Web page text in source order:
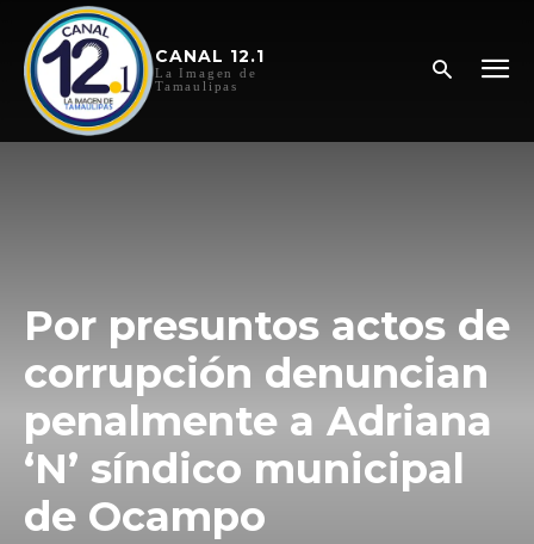
CANAL 12.1
La Imagen de
Tamaulipas
Por presuntos actos de
corrupción denuncian
penalmente a Adriana
‘N’ síndico municipal
de Ocampo